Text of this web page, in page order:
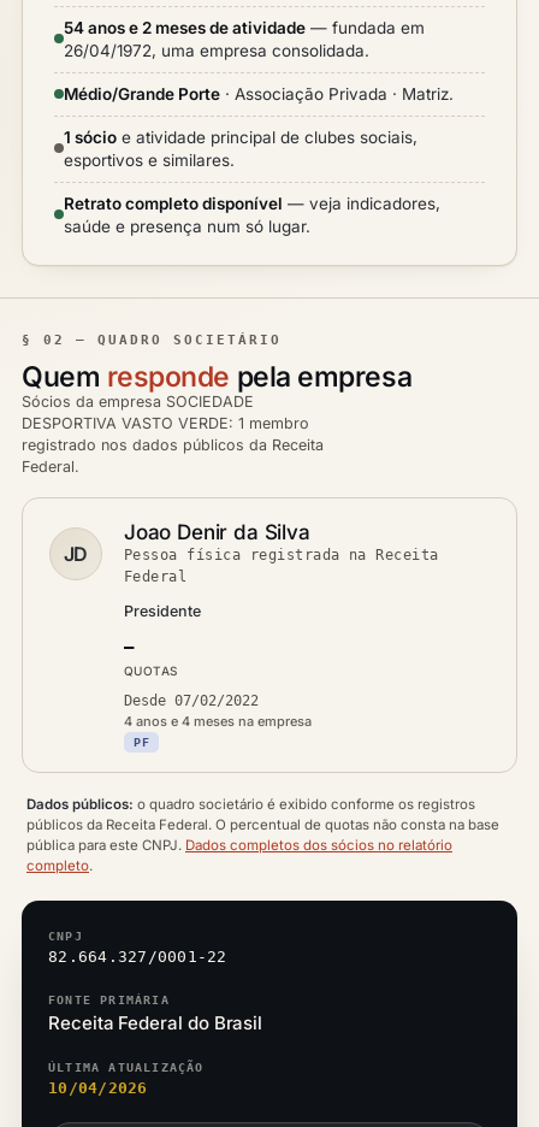
54 anos e 2 meses de atividade — fundada em
26/04/1972, uma empresa consolidada.
Médio/Grande Porte · Associação Privada · Matriz.
1 sócio e atividade principal de clubes sociais,
esportivos e similares.
Retrato completo disponível — veja indicadores,
saúde e presença num só lugar.
§ 02 — QUADRO SOCIETÁRIO
Quem responde pela empresa
Sócios da empresa SOCIEDADE
DESPORTIVA VASTO VERDE: 1 membro
registrado nos dados públicos da Receita
Federal.
JD
Joao Denir da Silva
Pessoa física registrada na Receita
Federal
Presidente
—
QUOTAS
Desde 07/02/2022
4 anos e 4 meses na empresa
PF
Dados públicos: o quadro societário é exibido conforme os registros
públicos da Receita Federal. O percentual de quotas não consta na base
pública para este CNPJ. Dados completos dos sócios no relatório
completo.
CNPJ
82.664.327/0001-22
FONTE PRIMÁRIA
Receita Federal do Brasil
ÚLTIMA ATUALIZAÇÃO
10/04/2026